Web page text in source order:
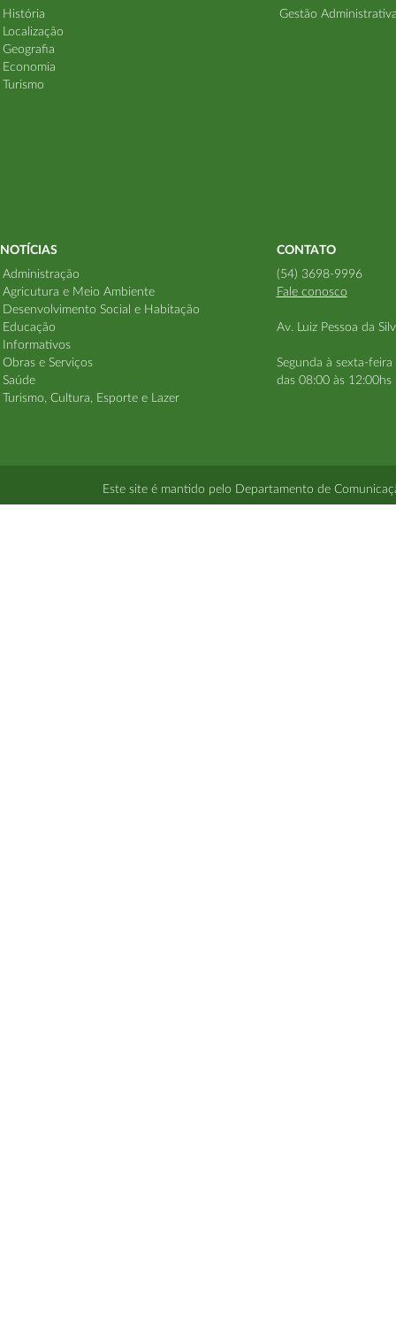
História
Localização
Geografia
Economia
Turismo
Gestão
NOTÍCIAS
Administração
Agricutura e Meio Ambiente
Desenvolvimento Social e Habitação
Educação
Informativos
Obras e Serviços
Saúde
Turismo, Cultura, Esporte e Lazer
CONTATO
(54) 3698-9996
Fale conosco
Av. Luiz Pessoa da
Segunda à sexta-feira
das 08:00 às 12:00hs
Este site é mantido pelo Departamento de